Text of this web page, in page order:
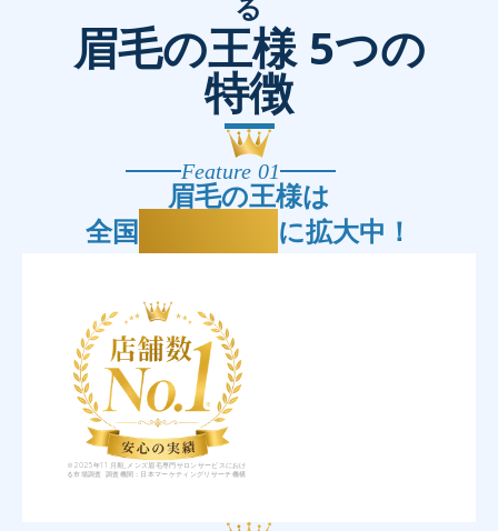
眉毛の王様 5つの
特徴
Feature 01
眉毛の王様は
全国25店舗に拡大中！
※2025年11月期_メンズ眉毛専門サロンサービスにおけ
る市場調査 調査機関：日本マーケティングリサーチ機構